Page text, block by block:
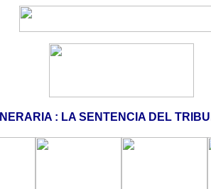
: LA SENTENCIA DEL